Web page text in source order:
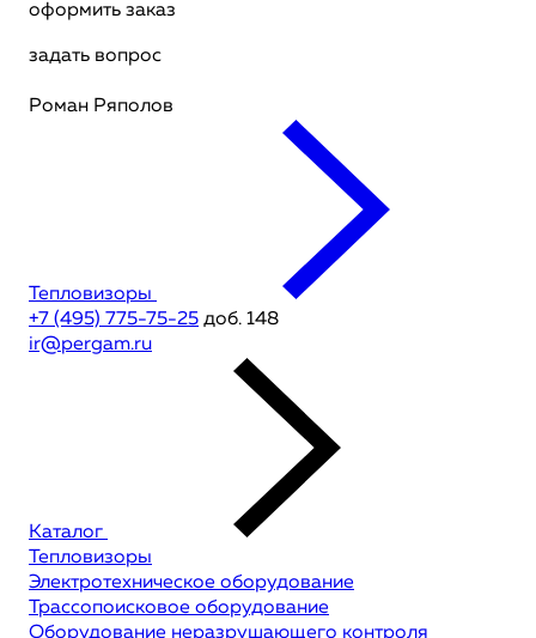
оформить заказ
задать вопрос
Роман Ряполов
Тепловизоры
+7 (495) 775-75-25 доб. 148
ir@pergam.ru
Каталог
Тепловизоры
Электротехническое оборудование
Трассопоисковое оборудование
Оборудование неразрушающего контроля